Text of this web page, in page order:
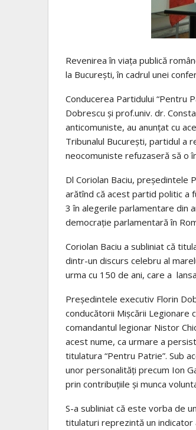
Revenirea în viața publică
la București, în cadrul unei
Conducerea Partidului “Pentru
Dobrescu și prof.univ. dr.
anticomuniste, au anunțat cu
Tribunalul București, partidul a
neocomuniste refuzaseră să o
Dl Coriolan Baciu, președintele
arătînd că acest partid politic a
3 în alegerile parlamentare din
democrație parlamentară în
Coriolan Baciu a subliniat că
dintr-un discurs celebru al
urma cu 150 de ani, care a
Președintele executiv Florin
conducătorii Mișcării Legionare
comandantul legionar Nistor
acest nume, ca urmare a
titulatura “Pentru Patrie”. Sub
unor personalități precum Ion
prin contribuțiile și munca
S-a subliniat că este vorba de
titulaturi reprezintă un indicator